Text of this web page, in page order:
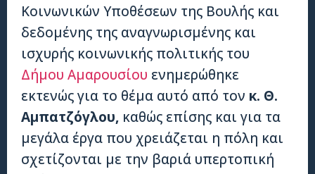
Κοινωνικών Υποθέσεων της Βουλής και
δεδομένης της αναγνωρισμένης και
ισχυρής κοινωνικής πολιτικής του
Δήμου Αμαρουσίου ενημερώθηκε
εκτενώς για το θέμα αυτό από τον κ. Θ.
Αμπατζόγλου, καθώς επίσης και για τα
μεγάλα έργα που χρειάζεται η πόλη και
σχετίζονται με την βαριά υπερτοπική